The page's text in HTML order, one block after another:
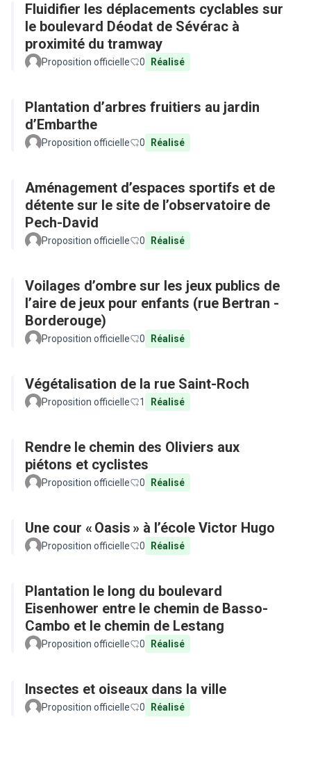
Fluidifier les déplacements cyclables sur
le boulevard Déodat de Sévérac à
proximité du tramway
Proposition officielle 0 Réalisé
Plantation d’arbres fruitiers au jardin
d’Embarthe
Proposition officielle 0 Réalisé
Aménagement d’espaces sportifs et de
détente sur le site de l’observatoire de
Pech-David
Proposition officielle 0 Réalisé
Voilages d’ombre sur les jeux publics de
l’aire de jeux pour enfants (rue Bertran -
Borderouge)
Proposition officielle 0 Réalisé
Végétalisation de la rue Saint-Roch
Proposition officielle 1 Réalisé
Rendre le chemin des Oliviers aux
piétons et cyclistes
Proposition officielle 0 Réalisé
Une cour « Oasis » à l’école Victor Hugo
Proposition officielle 0 Réalisé
Plantation le long du boulevard
Eisenhower entre le chemin de Basso-
Cambo et le chemin de Lestang
Proposition officielle 0 Réalisé
Insectes et oiseaux dans la ville
Proposition officielle 0 Réalisé